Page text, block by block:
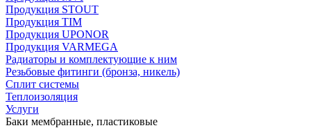
Продукция STOUT
Продукция TIM
Продукция UPONOR
Продукция VARMEGA
Радиаторы и комплектующие к ним
Резьбовые фитинги (бронза, никель)
Сплит системы
Теплоизоляция
Услуги
Баки мембранные, пластиковые